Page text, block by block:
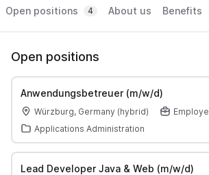
Open positions 4 About us Benefits
Open positions
Anwendungsbetreuer (m/w/d)
Würzburg, Germany (hybrid)
Applications Administration
Lead Developer Java & Web (m/w/d)